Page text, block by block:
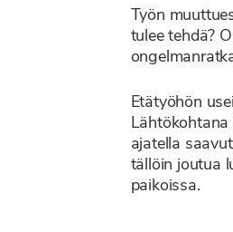
Työn
tulee tehdä?
Etätyöhön
ajatella
tällöin joutua
paikoissa.